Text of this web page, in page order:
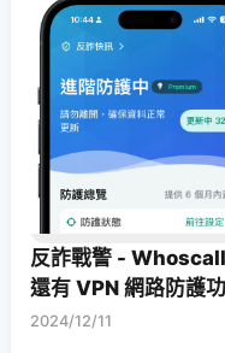
反詐戰警 - Whoscall
還有 VPN 網路防護
2024/12/11